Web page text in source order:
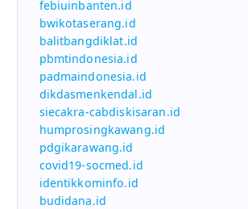
febiuinbanten.id
bwikotaserang.id
balitbangdiklat.id
pbmtindonesia.id
padmaindonesia.id
dikdasmenkendal.id
siecakra-cabdiskisaran.id
humprosingkawang.id
pdgikarawang.id
covid19-socmed.id
identikkominfo.id
budidana.id